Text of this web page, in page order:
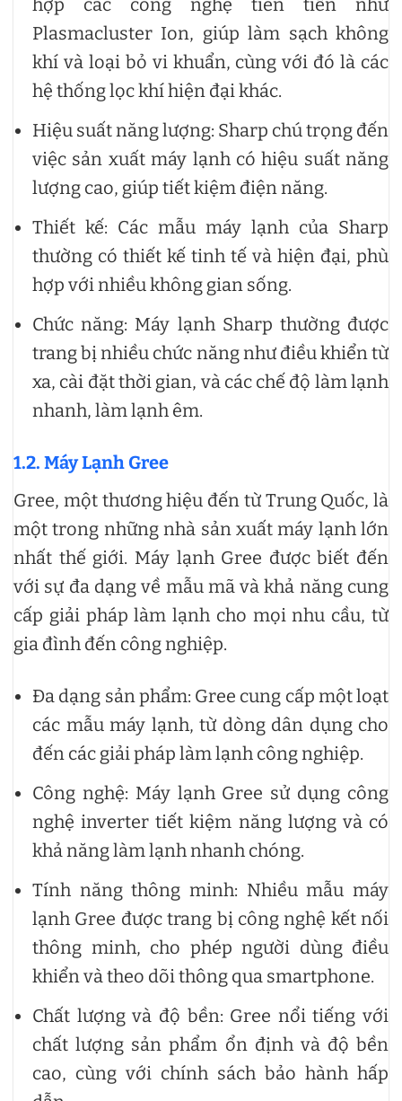
Plasmacluster Ion, giúp làm sạch không
khí và loại bỏ vi khuẩn, cùng với đó là các
hệ thống lọc khí hiện đại khác.
Hiệu suất năng lượng: Sharp chú trọng đến
việc sản xuất máy lạnh có hiệu suất năng
lượng cao, giúp tiết kiệm điện năng.
Thiết kế: Các mẫu máy lạnh của Sharp
thường có thiết kế tinh tế và hiện đại, phù
hợp với nhiều không gian sống.
Chức năng: Máy lạnh Sharp thường được
trang bị nhiều chức năng như điều khiển từ
xa, cài đặt thời gian, và các chế độ làm lạnh
nhanh, làm lạnh êm.
1.2. Máy Lạnh Gree
Gree, một thương hiệu đến từ Trung Quốc, là
một trong những nhà sản xuất máy lạnh lớn
nhất thế giới. Máy lạnh Gree được biết đến
với sự đa dạng về mẫu mã và khả năng cung
cấp giải pháp làm lạnh cho mọi nhu cầu, từ
gia đình đến công nghiệp.
Đa dạng sản phẩm: Gree cung cấp một loạt
các mẫu máy lạnh, từ dòng dân dụng cho
đến các giải pháp làm lạnh công nghiệp.
Công nghệ: Máy lạnh Gree sử dụng công
nghệ inverter tiết kiệm năng lượng và có
khả năng làm lạnh nhanh chóng.
Tính năng thông minh: Nhiều mẫu máy
lạnh Gree được trang bị công nghệ kết nối
thông minh, cho phép người dùng điều
khiển và theo dõi thông qua smartphone.
Chất lượng và độ bền: Gree nổi tiếng với
chất lượng sản phẩm ổn định và độ bền
cao, cùng với chính sách bảo hành hấp